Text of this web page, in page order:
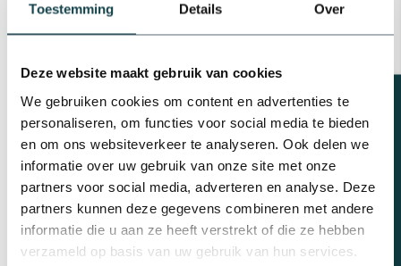
Toestemming Details Over
Deze website maakt gebruik van cookies
We gebruiken cookies om content en advertenties te
personaliseren, om functies voor social media te bieden
en om ons websiteverkeer te analyseren. Ook delen we
informatie over uw gebruik van onze site met onze
partners voor social media, adverteren en analyse. Deze
partners kunnen deze gegevens combineren met andere
informatie die u aan ze heeft verstrekt of die ze hebben
verzameld op basis van uw gebruik van hun services.
Heb je een vraag over het complete beregeningsstation?
Stel je vraag door te bellen of chatten op werkdagen tussen
staan graag voor je klaar.
Specificaties
Artikelnummer 1185
EAN Code 6150544677634
Merk RainBird
Beregeningsplan?